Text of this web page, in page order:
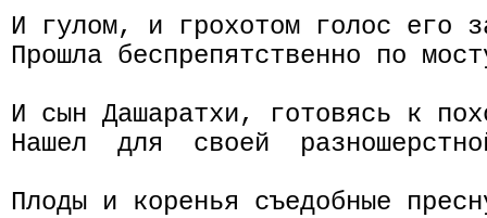
И гулом, и грохотом голос его
Прошла беспрепятственно по
И сын Дашаратхи, готовясь к
Нашел  для  своей
Плоды и коренья съедобные